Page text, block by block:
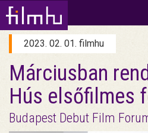
2023. 02. 01. filmhu
Márciusban
Hús elsőfilmes
Budapest Debut Film